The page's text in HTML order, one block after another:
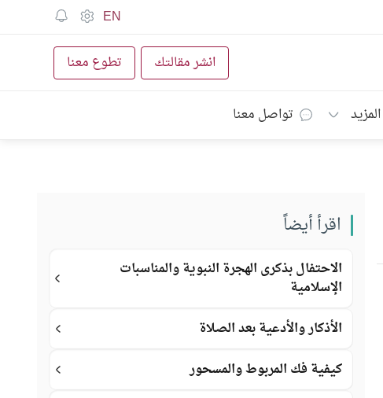
EN
انشر مقالتك تطوع معنا
المزيد تواصل معنا
اقرأ أيضاً
الاحتفال بذكرى الهجرة النبوية والمناسبات
الإسلامية
الأذكار والأدعية بعد الصلاة
كيفية فك المربوط والمسحور